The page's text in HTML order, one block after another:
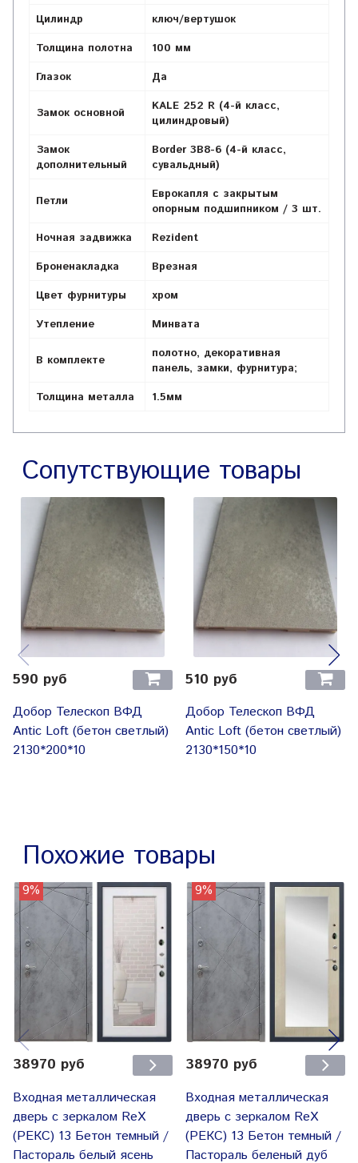
Цилиндр
ключ/вертушок
Толщина полотна
100 мм
Глазок
Да
Замок основной
KALE 252 R (4-й класс,
цилиндровый)
Замок
дополнительный
Border 3B8-6 (4-й класс,
сувальдный)
Петли
Еврокапля с закрытым
опорным подшипником / 3 шт.
Ночная задвижка
Rezident
Броненакладка
Врезная
Цвет фурнитуры
хром
Утепление
Минвата
В комплекте
полотно, декоративная
панель, замки, фурнитура;
Толщина металла
1.5мм
Сопутствующие товары
590 руб
Добор Телескоп ВФД
Antic Loft (бетон светлый)
2130*200*10
510 руб
Добор Телескоп ВФД
Antic Loft (бетон светлый)
2130*150*10
Похожие товары
9%
38970 руб
Входная металлическая
дверь с зеркалом RеX
(РЕКС) 13 Бетон темный /
Пастораль белый ясень
9%
38970 руб
Входная металлическая
дверь с зеркалом RеX
(РЕКС) 13 Бетон темный /
Пастораль беленый дуб